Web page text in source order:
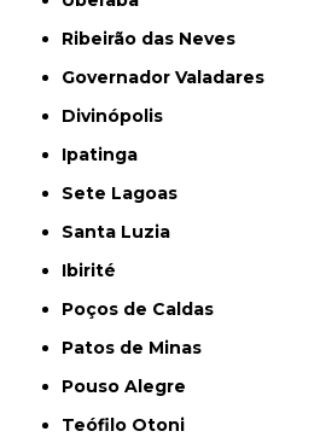
Ribeirão das Neves
Governador Valadares
Divinópolis
Ipatinga
Sete Lagoas
Santa Luzia
Ibirité
Poços de Caldas
Patos de Minas
Pouso Alegre
Teófilo Otoni